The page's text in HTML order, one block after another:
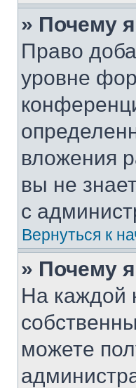
» Почему
Право
уровне
вложения
вы не
с
Вернуться к
» Почему
На каждой
можете